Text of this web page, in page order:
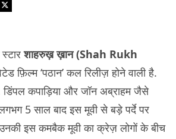
स्टारशाहरुख़ ख़ान (Shah Rukh
फ़िल्म ‘पठान’ कल रिलीज़ होने वाली है.
डिंपल कपाड़िया और जॉन अब्राहम जैसे
5 साल बाद इस मूवी से बड़े पर्दे पर
इस कमबैक मूवी का क्रेज़ लोगों के बीच